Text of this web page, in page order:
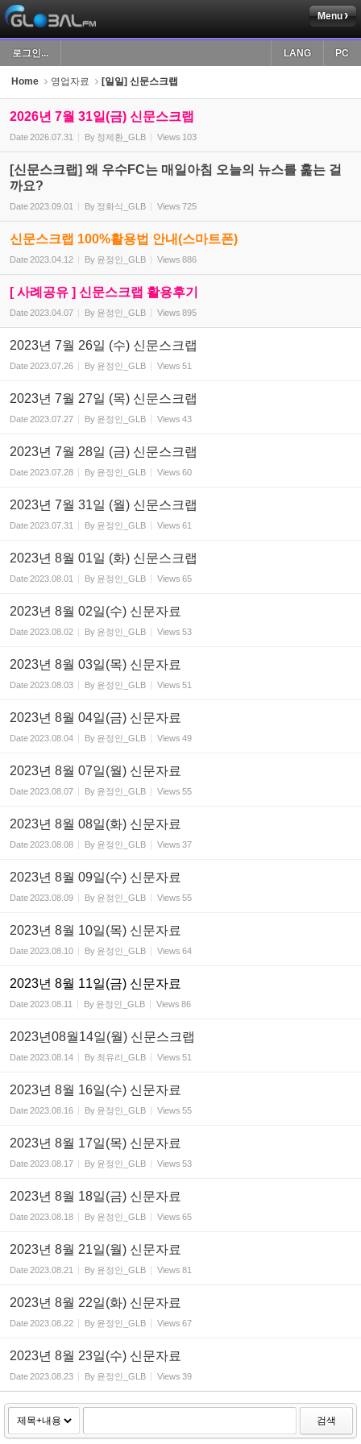
Menu
로그인... PC
LANG
Home 영업자료 [일일] 신문스크랩
2026년 7월 31일(금) 신문스크랩
Date2026.07.31 By 정제환_GLB Views 103
[신문스크랩] 왜 우수FC는 매일아침 오늘의 뉴스를 훑는 걸
까요?
Date2023.09.01 By 정화식_GLB Views 725
신문스크랩 100%활용법 안내(스마트폰)
Date2023.04.12 By 윤정인_GLB Views 886
[ 사례공유 ] 신문스크랩 활용후기
Date2023.04.07 By 윤정인_GLB Views 895
2023년 7월 26일 (수) 신문스크랩
Date2023.07.26 By 윤정인_GLB Views 51
2023년 7월 27일 (목) 신문스크랩
Date2023.07.27 By 윤정인_GLB Views 43
2023년 7월 28일 (금) 신문스크랩
Date2023.07.28 By 윤정인_GLB Views 60
2023년 7월 31일 (월) 신문스크랩
Date2023.07.31 By 윤정인_GLB Views 61
2023년 8월 01일 (화) 신문스크랩
Date2023.08.01 By 윤정인_GLB Views 65
2023년 8월 02일(수) 신문자료
Date2023.08.02 By 윤정인_GLB Views 53
2023년 8월 03일(목) 신문자료
Date2023.08.03 By 윤정인_GLB Views 51
2023년 8월 04일(금) 신문자료
Date2023.08.04 By 윤정인_GLB Views 49
2023년 8월 07일(월) 신문자료
Date2023.08.07 By 윤정인_GLB Views 55
2023년 8월 08일(화) 신문자료
Date2023.08.08 By 윤정인_GLB Views 37
2023년 8월 09일(수) 신문자료
Date2023.08.09 By 윤정인_GLB Views 55
2023년 8월 10일(목) 신문자료
Date2023.08.10 By 윤정인_GLB Views 64
2023년 8월 11일(금) 신문자료
Date2023.08.11 By 윤정인_GLB Views 86
2023년08월14일(월) 신문스크랩
Date2023.08.14 By 최유리_GLB Views 51
2023년 8월 16일(수) 신문자료
Date2023.08.16 By 윤정인_GLB Views 55
2023년 8월 17일(목) 신문자료
Date2023.08.17 By 윤정인_GLB Views 53
2023년 8월 18일(금) 신문자료
Date2023.08.18 By 윤정인_GLB Views 65
2023년 8월 21일(월) 신문자료
Date2023.08.21 By 윤정인_GLB Views 81
2023년 8월 22일(화) 신문자료
Date2023.08.22 By 윤정인_GLB Views 67
2023년 8월 23일(수) 신문자료
Date2023.08.23 By 윤정인_GLB Views 39
검색
Sketchbook5, 스케치북5
Sketchbook5, 스케치북5